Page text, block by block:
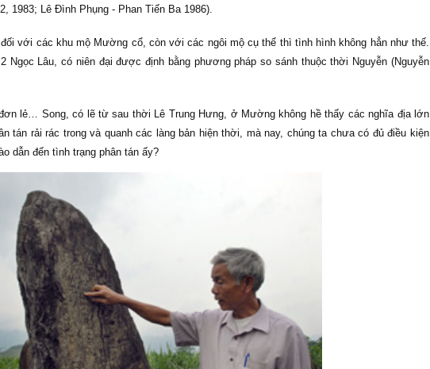
1983; Lê Đình Phụng - Phan Tiến Ba 1986).
với các khu mộ Mường cổ, còn với các ngôi mộ cụ thể thì tình hình không hẳn như thế.
Ngọc Lâu, có niên đại được định bằng phương pháp so sánh thuộc thời Nguyễn (Nguyễn
lẻ… Song, có lẽ từ sau thời Lê Trung Hưng, ở Mường không hề thấy các nghĩa địa lớn
tán rải rác trong và quanh các làng bản hiện thời, mà nay, chúng ta chưa có đủ điều kiện
dẫn đến tình trạng phân tán ấy?